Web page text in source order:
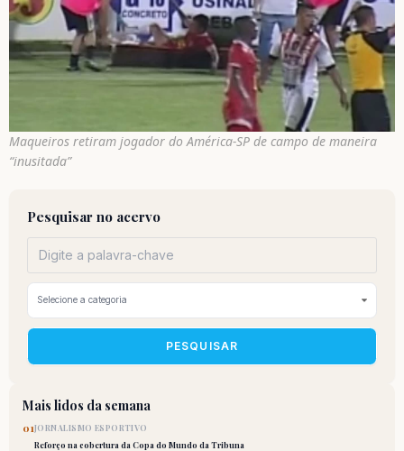
Maqueiros retiram jogador do América-SP de campo de maneira
“inusitada”
Pesquisar no acervo
PESQUISAR
Mais lidos da semana
01JORNALISMO ESPORTIVO
Reforço na cobertura da Copa do Mundo da Tribuna